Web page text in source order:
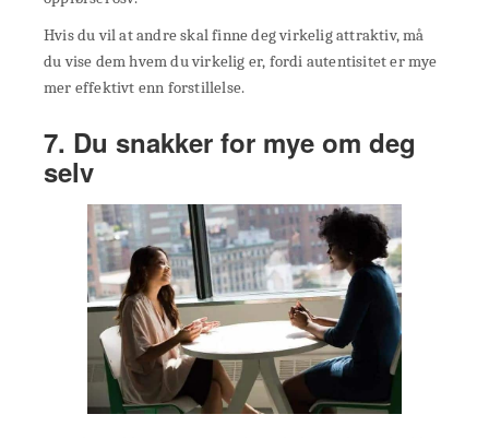
Hvis du vil at andre skal finne deg virkelig attraktiv, må
du vise dem hvem du virkelig er, fordi autentisitet er mye
mer effektivt enn forstillelse.
7. Du snakker for mye om deg
selv